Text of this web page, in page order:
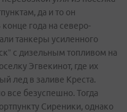
да и то он
года на северо-
танкеры усиленного
с дизельным топливом на
Эгвекинот, где их
лед в заливе Креста.
все безуспешно. Тогда
Сиреники, однако